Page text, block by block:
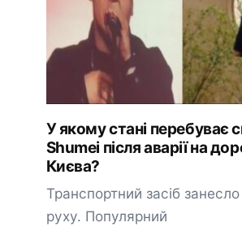
У якому стані перебуває
Shumei після аварії на
Києва?
Транспортний засіб занесло
руху. Популярний